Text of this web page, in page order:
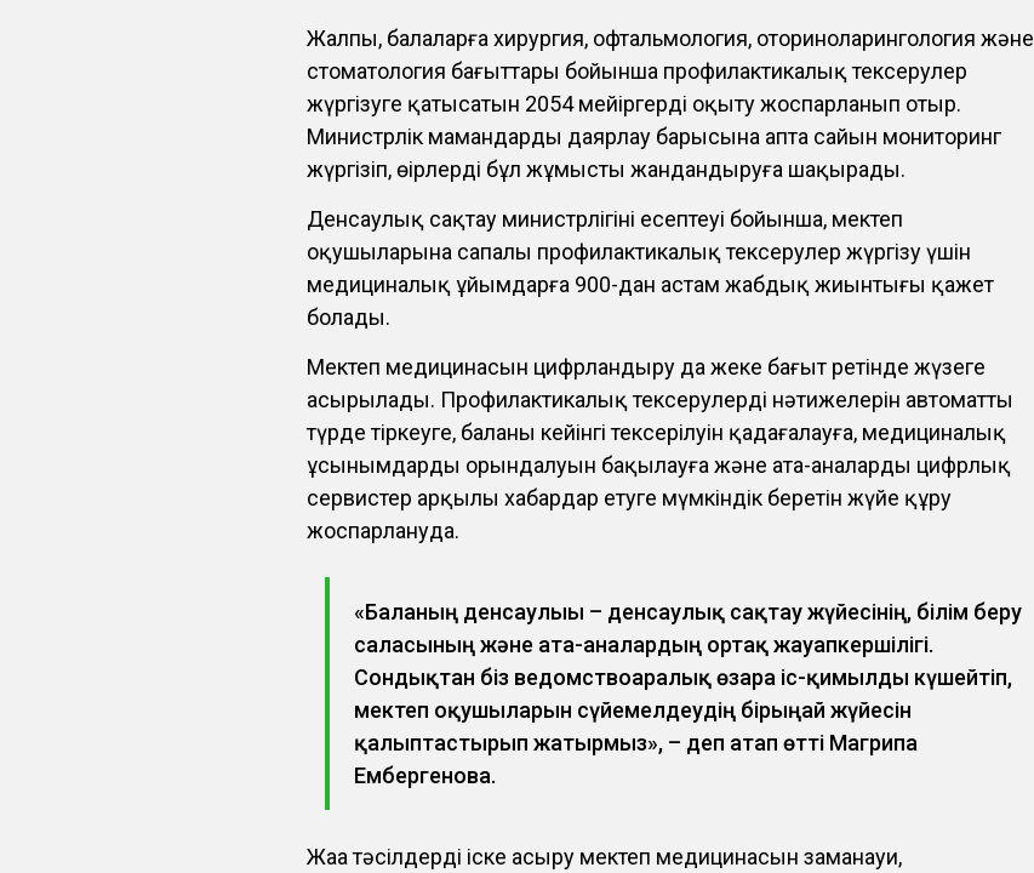
Жалпы, балаларға хирургия, офтальмология, оториноларингология және
стоматология бағыттары бойынша профилактикалық тексерулер
жүргізуге қатысатын 2054 мейіргерді оқыту жоспарланып отыр.
Министрлік мамандарды даярлау барысына апта сайын мониторинг
жүргізіп, өңірлерді бұл жұмысты жандандыруға шақырады.
Денсаулық сақтау министрлігінің есептеуі бойынша, мектеп
оқушыларына сапалы профилактикалық тексерулер жүргізу үшін
медициналық ұйымдарға 900-дан астам жабдық жиынтығы қажет
болады.
Мектеп медицинасын цифрландыру да жеке бағыт ретінде жүзеге
асырылады. Профилактикалық тексерулердің нәтижелерін автоматты
түрде тіркеуге, баланың кейінгі тексерілуін қадағалауға, медициналық
ұсынымдардың орындалуын бақылауға және ата-аналарды цифрлық
сервистер арқылы хабардар етуге мүмкіндік беретін жүйе құру
жоспарлануда.
«Баланың денсаулығы – денсаулық сақтау жүйесінің, білім беру
саласының және ата-аналардың ортақ жауапкершілігі.
Сондықтан біз ведомствоаралық өзара іс-қимылды күшейтіп,
мектеп оқушыларын сүйемелдеудің бірыңғай жүйесін
қалыптастырып жатырмыз», – деп атап өтті Магрипа
Ембергенова.
Жаңа тәсілдерді іске асыру мектеп медицинасын заманауи,